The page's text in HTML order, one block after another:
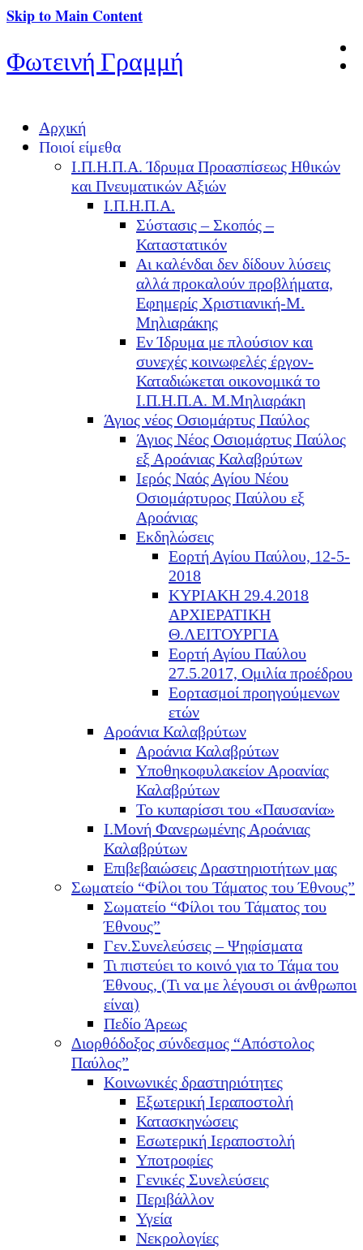
Skip to Main Content
Φωτεινή Γραμμή
Αρχική
Ποιοί είμεθα
Ι.Π.Η.Π.Α. Ίδρυμα Προασπίσεως Ηθικών
και Πνευματικών Αξιών
Ι.Π.Η.Π.Α.
Σύστασις – Σκοπός –
Καταστατικόν
Αι καλένδαι δεν δίδουν λύσεις
αλλά προκαλούν προβλήματα,
Εφημερίς Χριστιανική-Μ.
Μηλιαράκης
Εν Ίδρυμα με πλούσιον και
συνεχές κοινωφελές έργον-
Καταδιώκεται οικονομικά το
Ι.Π.Η.Π.Α. Μ.Μηλιαράκη
Άγιος νέος Οσιομάρτυς Παύλος
Άγιος Νέος Οσιομάρτυς Παύλος
εξ Αροάνιας Καλαβρύτων
Ιερός Ναός Αγίου Νέου
Οσιομάρτυρος Παύλου εξ
Αροάνιας
Εκδηλώσεις
Εορτή Αγίου Παύλου, 12-5-
2018
ΚΥΡΙΑΚΗ 29.4.2018
ΑΡΧΙΕΡΑΤΙΚΗ
Θ.ΛΕΙΤΟΥΡΓΙΑ
Εορτή Αγίου Παύλου
27.5.2017, Ομιλία προέδρου
Εορτασμοί προηγούμενων
ετών
Αροάνια Καλαβρύτων
Αροάνια Καλαβρύτων
Υποθηκοφυλακείον Αροανίας
Καλαβρύτων
Το κυπαρίσσι του «Παυσανία»
Ι.Μονή Φανερωμένης Αροάνιας
Καλαβρύτων
Επιβεβαιώσεις Δραστηριοτήτων μας
Σωματείο “Φίλοι του Τάματος του Έθνους”
Σωματείο “Φίλοι του Τάματος του
Έθνους”
Γεν.Συνελεύσεις – Ψηφίσματα
Τι πιστεύει το κοινό για το Τάμα του
Έθνους, (Τι να με λέγουσι οι άνθρωποι
είναι)
Πεδίο Άρεως
Διορθόδοξος σύνδεσμος “Απόστολος
Παύλος”
Κοινωνικές δραστηριότητες
Εξωτερική Ιεραποστολή
Κατασκηνώσεις
Εσωτερική Ιεραποστολή
Υποτροφίες
Γενικές Συνελεύσεις
Περιβάλλον
Υγεία
Νεκρολογίες